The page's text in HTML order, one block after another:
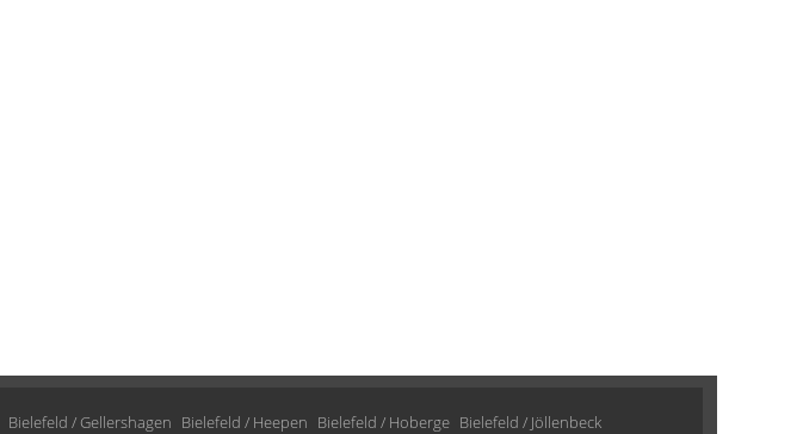
Bielefeld / Gellershagen Bielefeld / Heepen Bielefeld / Hoberge Bielefeld / Jöllenbeck